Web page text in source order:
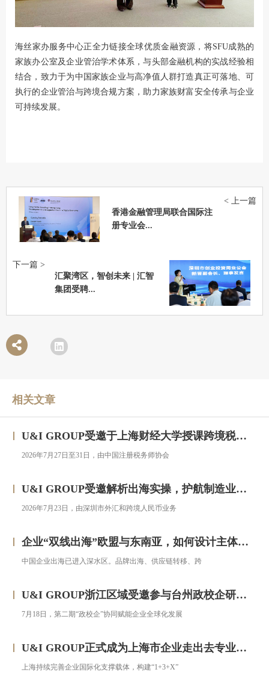
海丝家办服务中心正全力链接全球优质金融资源，将SFU成熟的
家族办公室及企业管治学术体系，与头部金融机构的实战经验相
结合，致力于为中国家族企业与高净值人群打造真正可落地、可
执行的企业管治与跨境合规方案，助力家族财富安全传承与企业
可持续发展。
香港金融管理局联合国际注
册专业会...
< 上一篇
汇聚湾区，智创未来 | 汇智
集团受聘...
下一篇 >
相关文章
U&I GROUP受邀于上海财经大学授课跨境税务合规与高净值人群财务税务服务专题研修班
2026年7月27日至31日，由中国注册税务师协会
U&I GROUP受邀解析出海实操，护航制造业企业汇率风险管理
2026年7月23日，由深圳市外汇和跨境人民币业务
企业“双线出海”欧盟与东南亚，如何设计主体架构？——对话汇智集团
中国企业出海已进入深水区。品牌出海、供应链转移、跨
U&I GROUP浙江区域受邀参与台州政校企研修班，助力浙企搭建跨境投资合规框架
7月18日，第二期“政校企”协同赋能企业全球化发展
U&I GROUP正式成为上海市企业走出去专业服务联盟成员
上海持续完善企业国际化支撑载体，构建“1+3+X”